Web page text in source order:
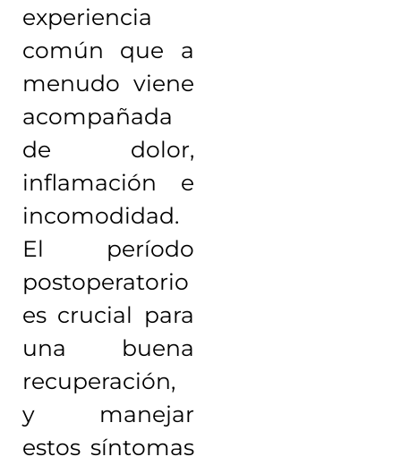
experiencia
común que a
menudo viene
acompañada
de dolor,
inflamación e
incomodidad.
El período
postoperatorio
es crucial para
una buena
recuperación,
y manejar
estos síntomas